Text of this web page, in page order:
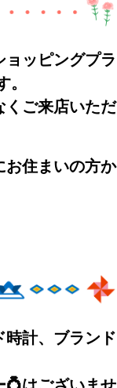
ョッピングプラ
。
くご来店いただ
お住まいの方か
時計、ブランド